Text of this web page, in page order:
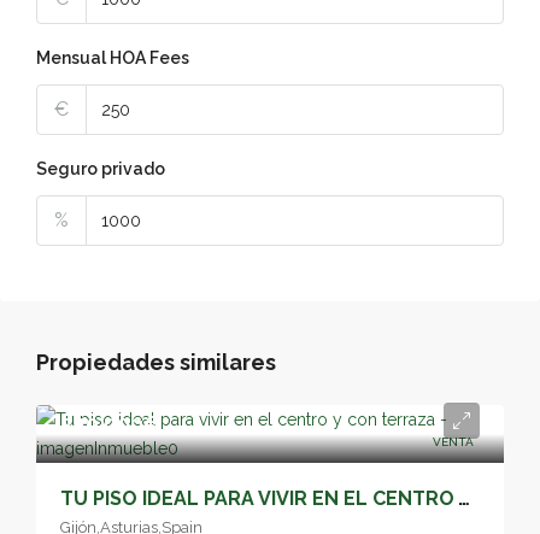
Mensual HOA Fees
€
Seguro privado
%
Propiedades similares
VENTA
249,900€
TU PISO IDEAL PARA VIVIR EN EL CENTRO Y CON TERRAZA – 05187
Gijón,Asturias,Spain